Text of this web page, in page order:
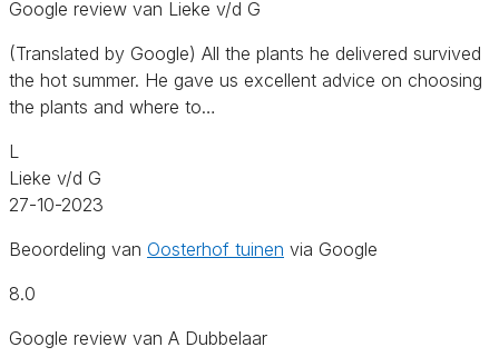
Google review van Lieke v/d G
(Translated by Google) All the plants he delivered survived
the hot summer. He gave us excellent advice on choosing
the plants and where to…
L
Lieke v/d G
27-10-2023
Beoordeling van Oosterhof tuinen via Google
8.0
Google review van A Dubbelaar